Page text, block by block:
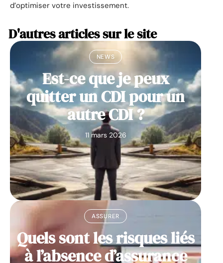
d’optimiser votre investissement.
D'autres articles sur le site
NEWS
Est-ce que je peux
quitter un CDI pour un
autre CDI ?
11 mars 2026
ASSURER
Quels sont les risques liés
à l’absence d’assurance